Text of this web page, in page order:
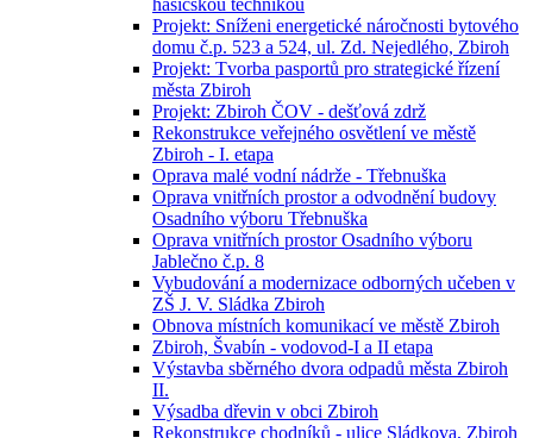
hasičskou technikou
Projekt: Sníženi energetické náročnosti bytového
domu č.p. 523 a 524, ul. Zd. Nejedlého, Zbiroh
Projekt: Tvorba pasportů pro strategické řízení
města Zbiroh
Projekt: Zbiroh ČOV - dešťová zdrž
Rekonstrukce veřejného osvětlení ve městě
Zbiroh - I. etapa
Oprava malé vodní nádrže - Třebnuška
Oprava vnitřních prostor a odvodnění budovy
Osadního výboru Třebnuška
Oprava vnitřních prostor Osadního výboru
Jablečno č.p. 8
Vybudování a modernizace odborných učeben v
ZŠ J. V. Sládka Zbiroh
Obnova místních komunikací ve městě Zbiroh
Zbiroh, Švabín - vodovod-I a II etapa
Výstavba sběrného dvora odpadů města Zbiroh
II.
Výsadba dřevin v obci Zbiroh
Rekonstrukce chodníků - ulice Sládkova, Zbiroh